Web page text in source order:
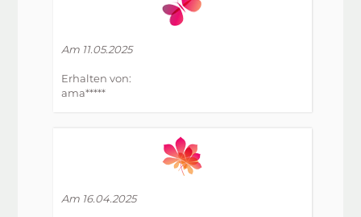
Am 11.05.2025
Erhalten von:
ama*****
Am 16.04.2025